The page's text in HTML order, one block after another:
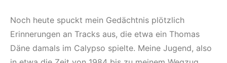
Noch heute spuckt mein Gedächtnis plötzlich
Erinnerungen an Tracks aus, die etwa ein Thomas
Däne damals im Calypso spielte. Meine Jugend, also